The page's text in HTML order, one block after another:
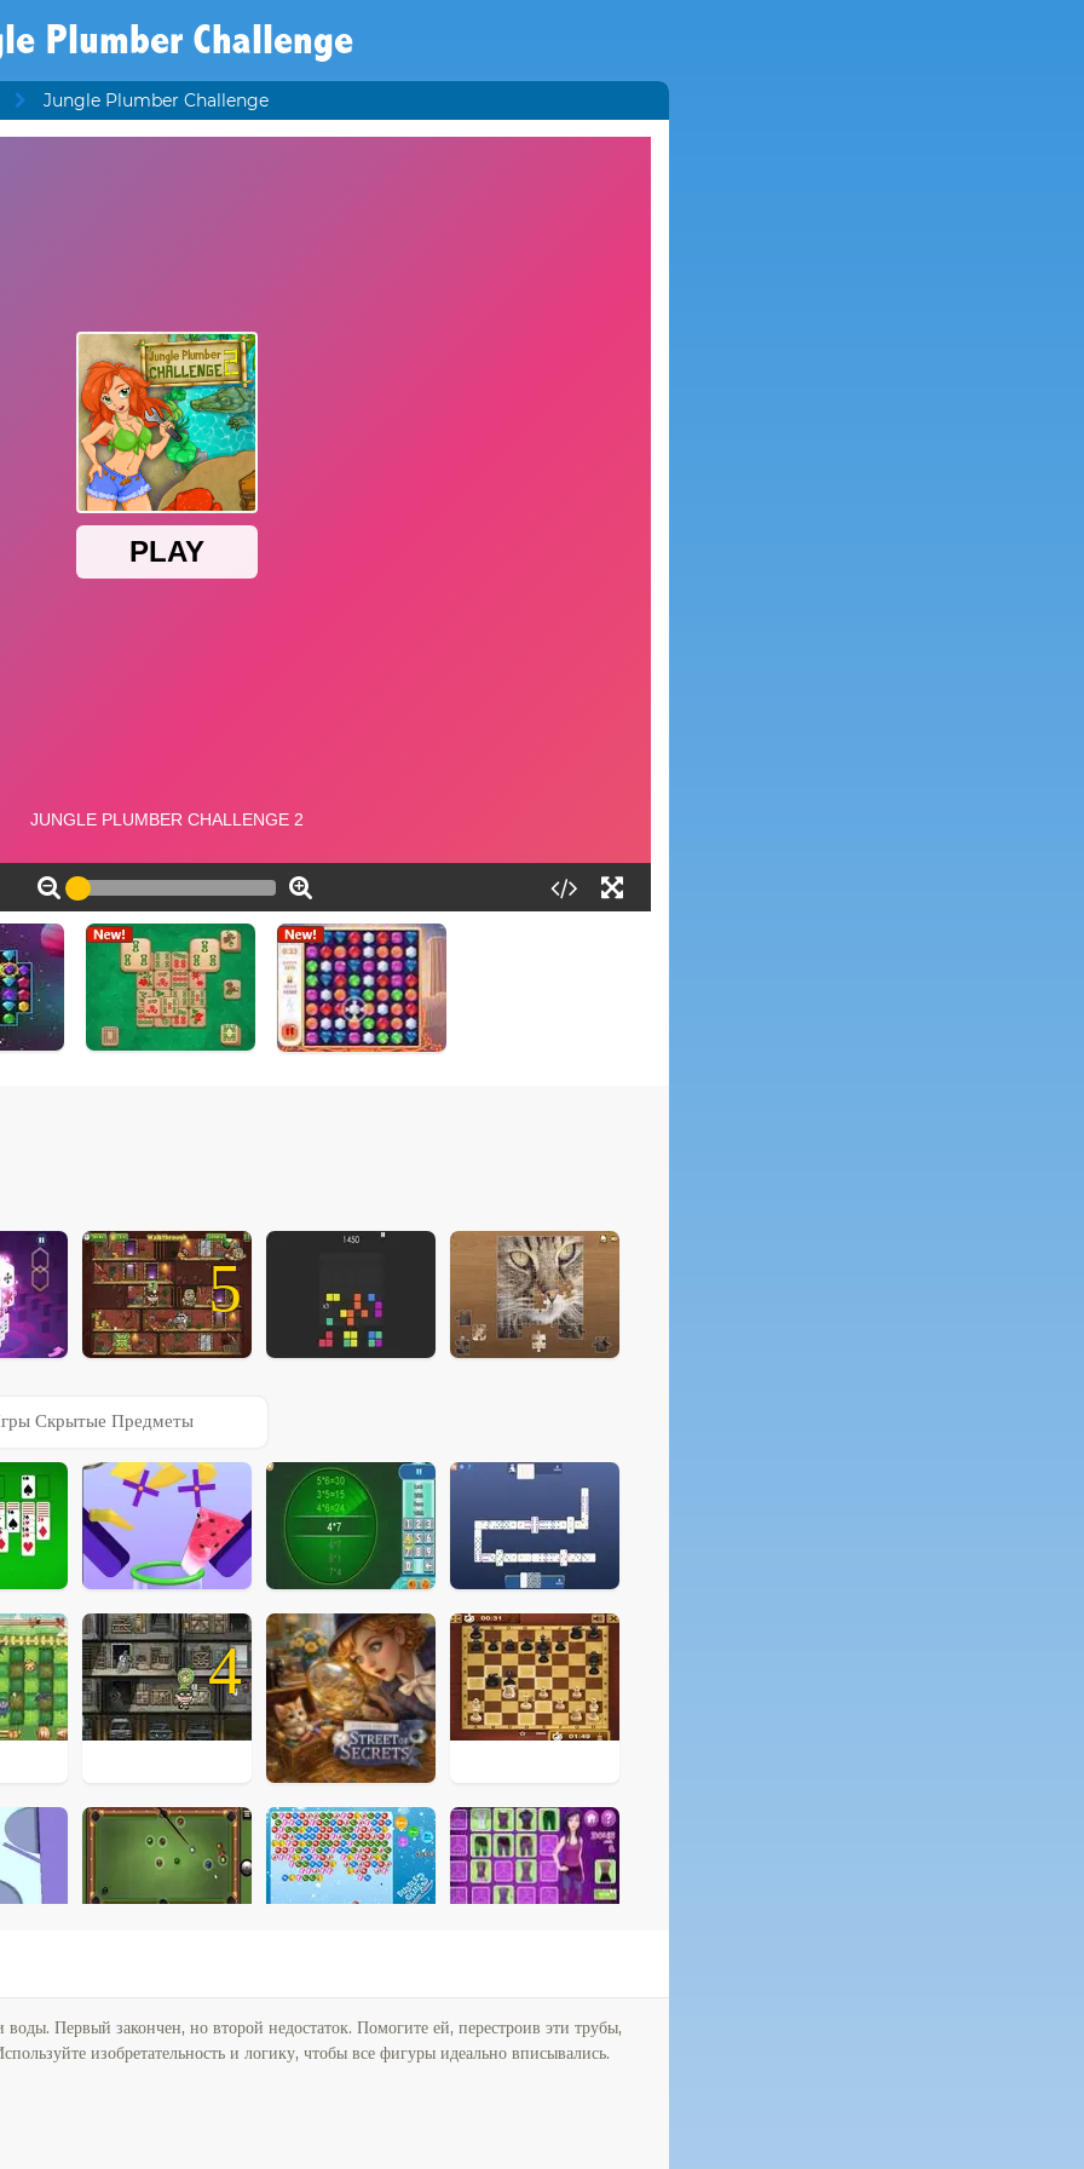
Plumber Challenge
Jungle Plumber Challenge
5
Скрытые Предметы
4
Первый закончен, но второй недостаток. Помогите ей, перестроив эти трубы,
изобретательность и логику, чтобы все фигуры идеально вписывались.